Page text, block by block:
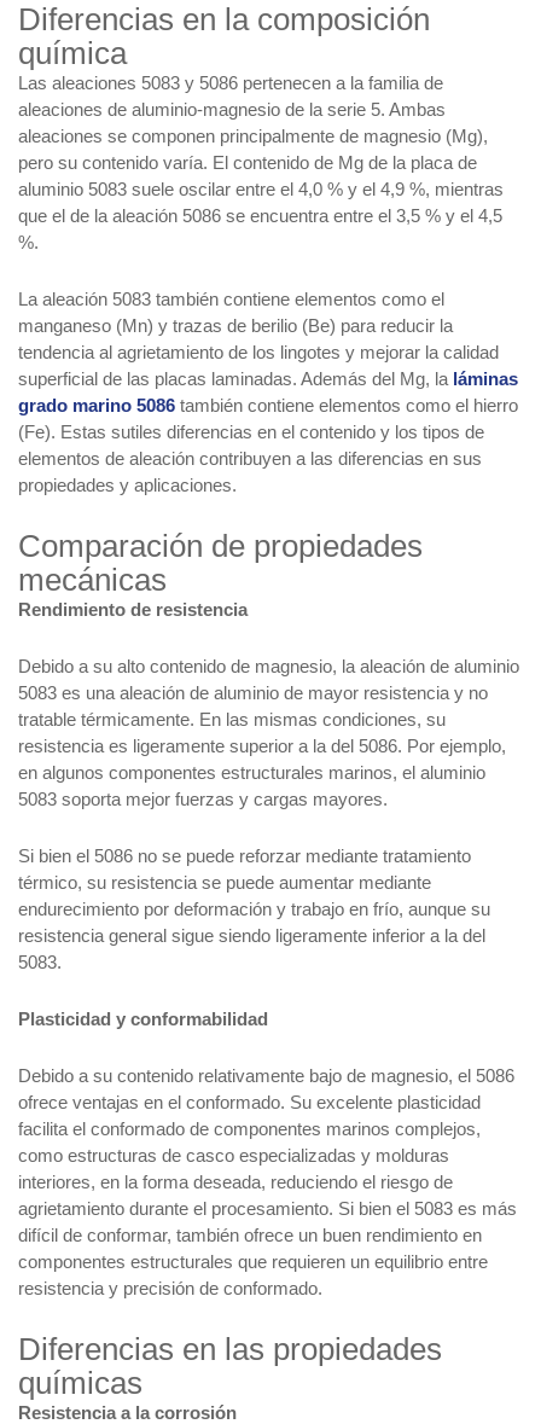
Diferencias en la composición
química
Las aleaciones 5083 y 5086 pertenecen a la familia de
aleaciones de aluminio-magnesio de la serie 5. Ambas
aleaciones se componen principalmente de magnesio (Mg),
pero su contenido varía. El contenido de Mg de la placa de
aluminio 5083 suele oscilar entre el 4,0 % y el 4,9 %, mientras
que el de la aleación 5086 se encuentra entre el 3,5 % y el 4,5
%.
La aleación 5083 también contiene elementos como el
manganeso (Mn) y trazas de berilio (Be) para reducir la
tendencia al agrietamiento de los lingotes y mejorar la calidad
superficial de las placas laminadas. Además del Mg, la láminas
grado marino 5086 también contiene elementos como el hierro
(Fe). Estas sutiles diferencias en el contenido y los tipos de
elementos de aleación contribuyen a las diferencias en sus
propiedades y aplicaciones.
Comparación de propiedades
mecánicas
Rendimiento de resistencia
Debido a su alto contenido de magnesio, la aleación de aluminio
5083 es una aleación de aluminio de mayor resistencia y no
tratable térmicamente. En las mismas condiciones, su
resistencia es ligeramente superior a la del 5086. Por ejemplo,
en algunos componentes estructurales marinos, el aluminio
5083 soporta mejor fuerzas y cargas mayores.
Si bien el 5086 no se puede reforzar mediante tratamiento
térmico, su resistencia se puede aumentar mediante
endurecimiento por deformación y trabajo en frío, aunque su
resistencia general sigue siendo ligeramente inferior a la del
5083.
Plasticidad y conformabilidad
Debido a su contenido relativamente bajo de magnesio, el 5086
ofrece ventajas en el conformado. Su excelente plasticidad
facilita el conformado de componentes marinos complejos,
como estructuras de casco especializadas y molduras
interiores, en la forma deseada, reduciendo el riesgo de
agrietamiento durante el procesamiento. Si bien el 5083 es más
difícil de conformar, también ofrece un buen rendimiento en
componentes estructurales que requieren un equilibrio entre
resistencia y precisión de conformado.
Diferencias en las propiedades
químicas
Resistencia a la corrosión